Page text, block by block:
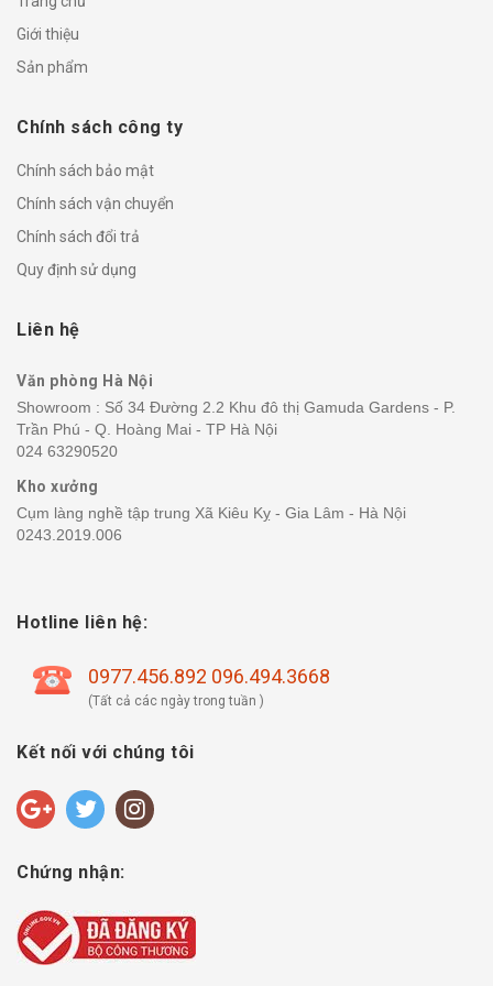
Giới thiệu
Sản phẩm
Chính sách công ty
Chính sách bảo mật
Chính sách vận chuyển
Chính sách đổi trả
Quy định sử dụng
Liên hệ
Văn phòng Hà Nội
Showroom : Số 34 Đường 2.2 Khu đô thị Gamuda Gardens - P.
Trần Phú - Q. Hoàng Mai - TP Hà Nội
024 63290520
Kho xưởng
Cụm làng nghề tập trung Xã Kiêu Kỵ - Gia Lâm - Hà Nội
0243.2019.006
Hotline liên hệ:
0977.456.892 096.494.3668
(Tất cả các ngày trong tuần )
Kết nối với chúng tôi
Chứng nhận: